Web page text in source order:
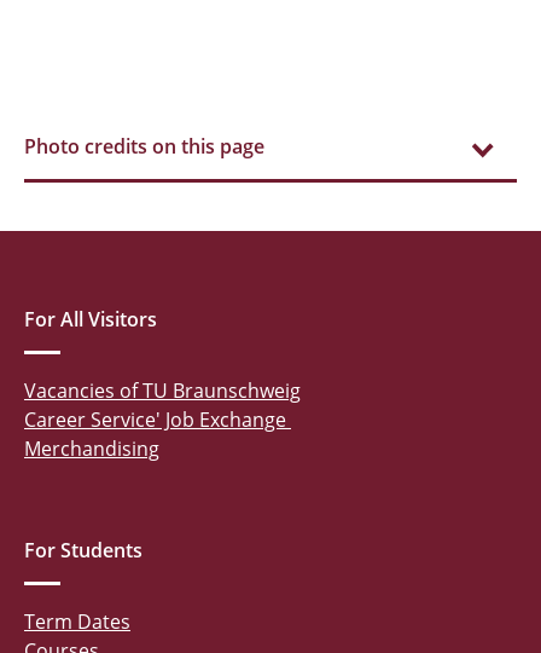
Photo credits on this page
For All Visitors
Vacancies of TU Braunschweig
Career Service' Job Exchange
Merchandising
For Students
Term Dates